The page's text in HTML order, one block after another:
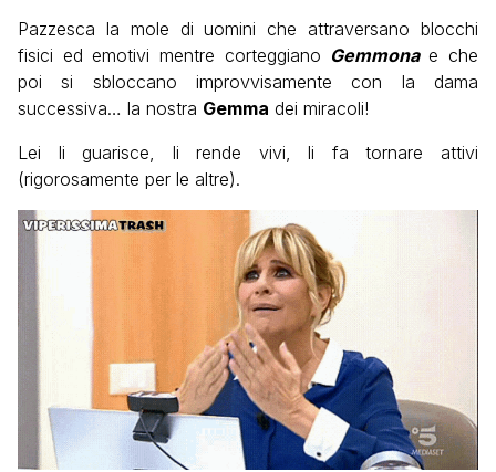
Pazzesca la mole di uomini che attraversano blocchi
fisici ed emotivi mentre corteggiano Gemmonae che
poi si sbloccano improvvisamente con la dama
successiva… la nostra Gemma dei miracoli!
Lei li guarisce, li rende vivi, li fa tornare attivi
(rigorosamente per le altre).